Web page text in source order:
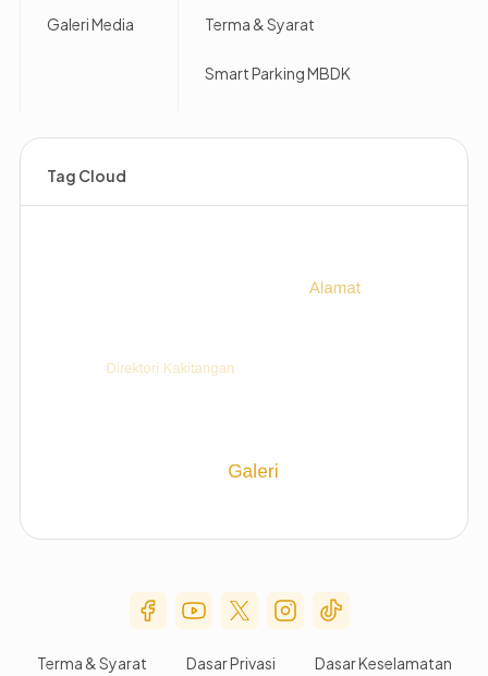
Galeri Media Terma & Syarat
Smart Parking MBDK
Tag Cloud
Social Media Menu
Terma & Syarat Dasar Privasi Dasar Keselamatan